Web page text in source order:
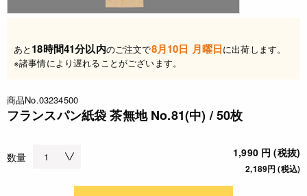
あと 18時間41分以内のご注文で8月10日 月曜日に出荷します。
※諸事情により遅れることがございます。
商品No.03234500
フランスパン紙袋 茶無地 No.81(中) / 50枚
数量 1,990 円 (税抜)
2,189円 (税込)